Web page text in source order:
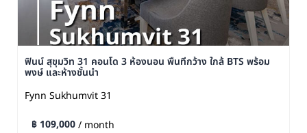
ฟินน์ สุขุมวิท 31 คอนโด 3 ห้องนอน พื้นที่กว้าง ใกล้ BTS พร้อม
พงษ์ และห้างชั้นนำ
Fynn Sukhumvit 31
฿ 109,000/ month